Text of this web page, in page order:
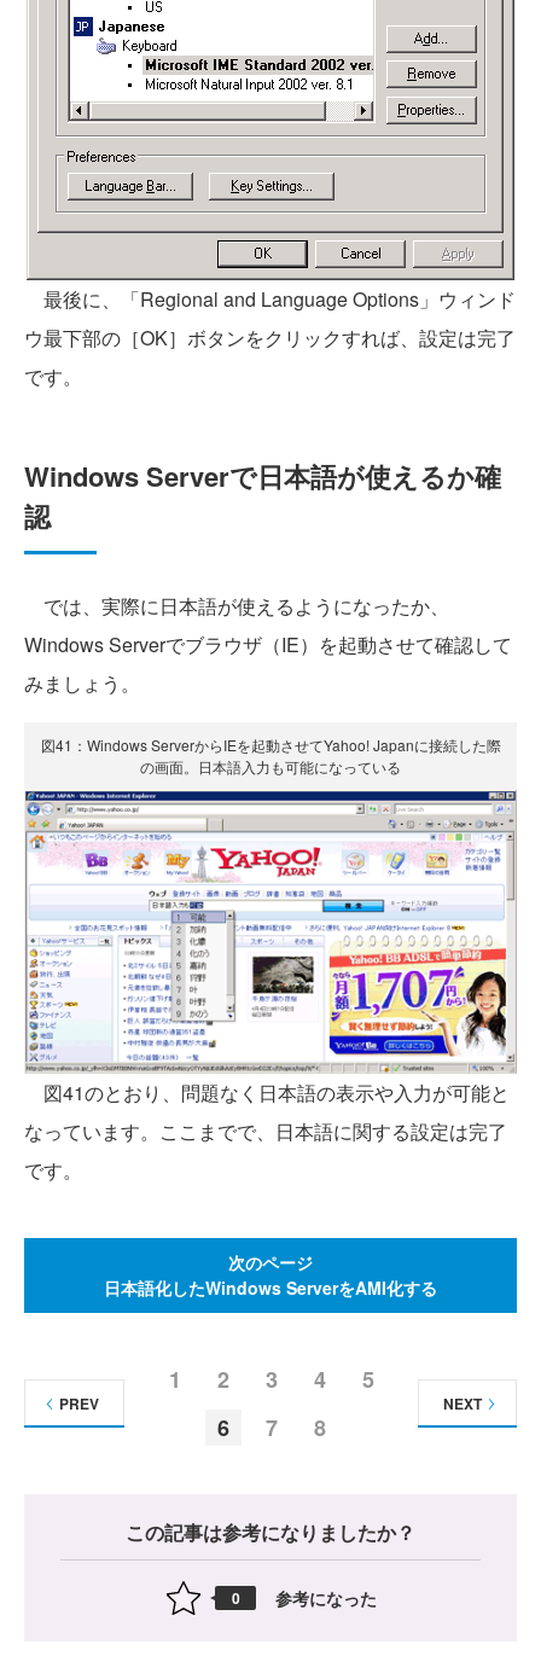
最後に、「Regional and Language Options」ウィンド
ウ最下部の［OK］ボタンをクリックすれば、設定は完了
です。
Windows Serverで日本語が使えるか確
認
では、実際に日本語が使えるようになったか、
Windows Serverでブラウザ（IE）を起動させて確認して
みましょう。
図41：Windows ServerからIEを起動させてYahoo! Japanに接続した際
の画面。日本語入力も可能になっている
図41のとおり、問題なく日本語の表示や入力が可能と
なっています。ここまでで、日本語に関する設定は完了
です。
次のページ
日本語化したWindows ServerをAMI化する
1 2 3 4
5
6
7 8
PREV NEXT
この記事は参考になりましたか？
0 参考になった